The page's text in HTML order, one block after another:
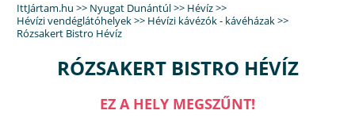
IttJártam.hu >> Nyugat Dunántúl>> Hévíz>>
Hévízi vendéglátóhelyek>> Hévízi kávézók - kávéházak>>
Rózsakert Bistro Hévíz
RÓZSAKERT BISTRO HÉVÍZ
EZ A HELY MEGSZŰNT!